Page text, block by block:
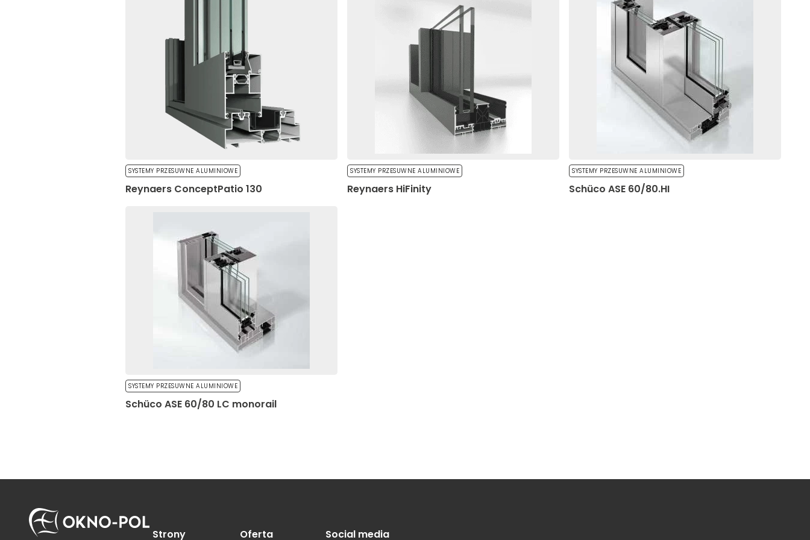
zamierzony sposób bez nich. Te pliki cookie nie przechowują żadnych danych umożliwiających identyfikację osoby.
Preferencje
Pliki cookie dotyczące preferencji umożliwiają stronie zapamiętanie informacji, które zmieniają wygląd lub
funkcjonowanie strony, np. preferowany język lub region, w którym znajduje się użytkownik.
Statystyki
Statystyczne pliki cookie pomagają właścicielem stron internetowych zrozumieć, w jaki sposób różni użytkownicy
zachowują się na stronie, gromadząc i zgłaszając anonimowe informacje.
Marketing
dla wydawców i reklamodawców strony trzeciej.
Nieklasyfikowane
Nieklasyfikowane pliki cookie, to pliki, które są w procesie klasyfikowania, wraz z dostawcami poszczególnych
ciasteczek.
Odrzuć wszystkie
SYSTEMY PRZESUWNE ALUMINIOWE
Reynaers ConceptPatio 130
SYSTEMY PRZESUWNE ALUMINIOWE
Reynaers HiFinity
SYSTEMY PRZESUWNE ALUMINIOWE
Schüco ASE 60/80.HI
SYSTEMY PRZESUWNE ALUMINIOWE
Schüco ASE 60/80 LC monorail
Strony Oferta Social media